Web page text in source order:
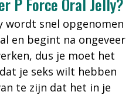
wordt snel opgenomen
en begint na ongeveer
dus je moet het
je seks wilt hebben
te zijn dat het in je